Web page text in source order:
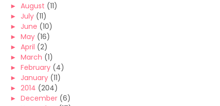
► August (11)
► July (11)
► June (10)
► May (16)
► April (2)
► March (1)
► February (4)
► January (11)
► 2014 (204)
► December (6)